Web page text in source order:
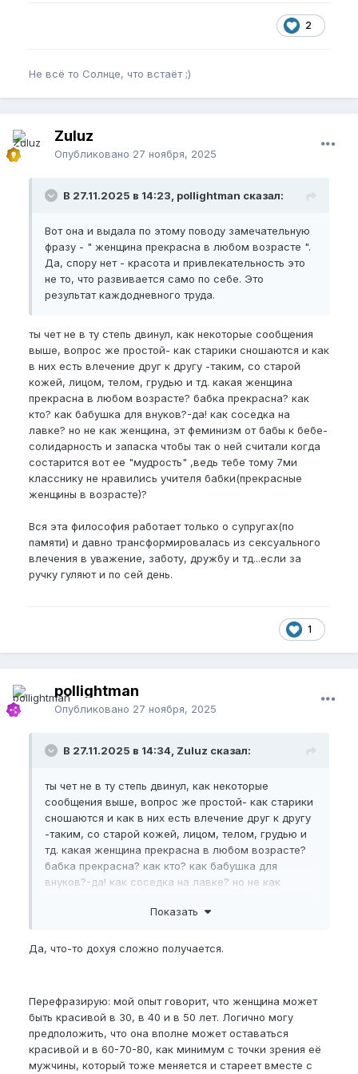
2
Не всё то Солнце, что встаёт ;)
Zuluz
Опубликовано 27 ноября, 2025
В 27.11.2025 в 14:23, pollightman сказал:
Вот она и выдала по этому поводу замечательную
фразу - " женщина прекрасна в любом возрасте ".
Да, спору нет - красота и привлекательность это
не то, что развивается само по себе. Это
результат каждодневного труда.
ты чет не в ту степь двинул, как некоторые сообщения
выше, вопрос же простой- как старики сношаются и как
в них есть влечение друг к другу -таким, со старой
кожей, лицом, телом, грудью и тд. какая женщина
прекрасна в любом возрасте? бабка прекрасна? как
кто? как бабушка для внуков?-да! как соседка на
лавке? но не как женщина, эт феминизм от бабы к бебе-
солидарность и запаска чтобы так о ней считали когда
состарится вот ее "мудрость" ,ведь тебе тому 7ми
класснику не нравились учителя бабки(прекрасные
женщины в возрасте)?
Вся эта философия работает только о супругах(по
памяти) и давно трансформировалась из сексуального
влечения в уважение, заботу, дружбу и тд...если за
ручку гуляют и по сей день.
1
pollightman
Опубликовано 27 ноября, 2025
В 27.11.2025 в 14:34, Zuluz сказал:
ты чет не в ту степь двинул, как некоторые
сообщения выше, вопрос же простой- как старики
сношаются и как в них есть влечение друг к другу
-таким, со старой кожей, лицом, телом, грудью и
тд. какая женщина прекрасна в любом возрасте?
бабка прекрасна? как кто? как бабушка для
внуков?-да! как соседка на лавке? но не как
солидарность и запаска чтобы так о ней считали
тому 7ми класснику не нравились учителя
памяти) и давно трансформировалась из
сексуального влечения в уважение, заботу,
дружбу и тд...если за ручку гуляют и по сей день.
Показать
Да, что-то дохуя сложно получается.
Перефразирую: мой опыт говорит, что женщина может
быть красивой в 30, в 40 и в 50 лет. Логично могу
предположить, что она вполне может оставаться
красивой и в 60-70-80, как минимум с точки зрения её
мужчины, который тоже меняется и стареет вместе с